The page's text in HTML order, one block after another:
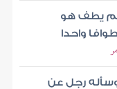
لم يطف هو
واحدا
رجل عن